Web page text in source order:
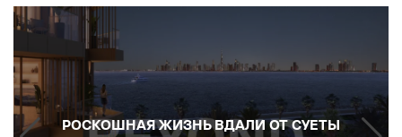
РОСКОШНАЯ ЖИЗНЬ ВДАЛИ ОТ СУЕТЫ